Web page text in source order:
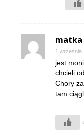
matka
1 września
jest
chcieli
Chory
tam